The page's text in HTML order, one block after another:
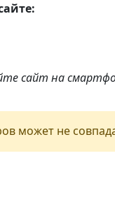
сайт на
может не